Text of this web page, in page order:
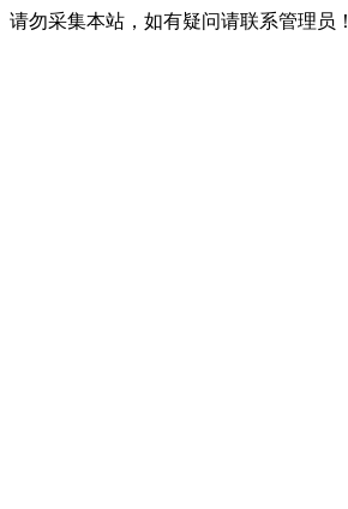
请勿采集本站，如有疑问请联系管理员！